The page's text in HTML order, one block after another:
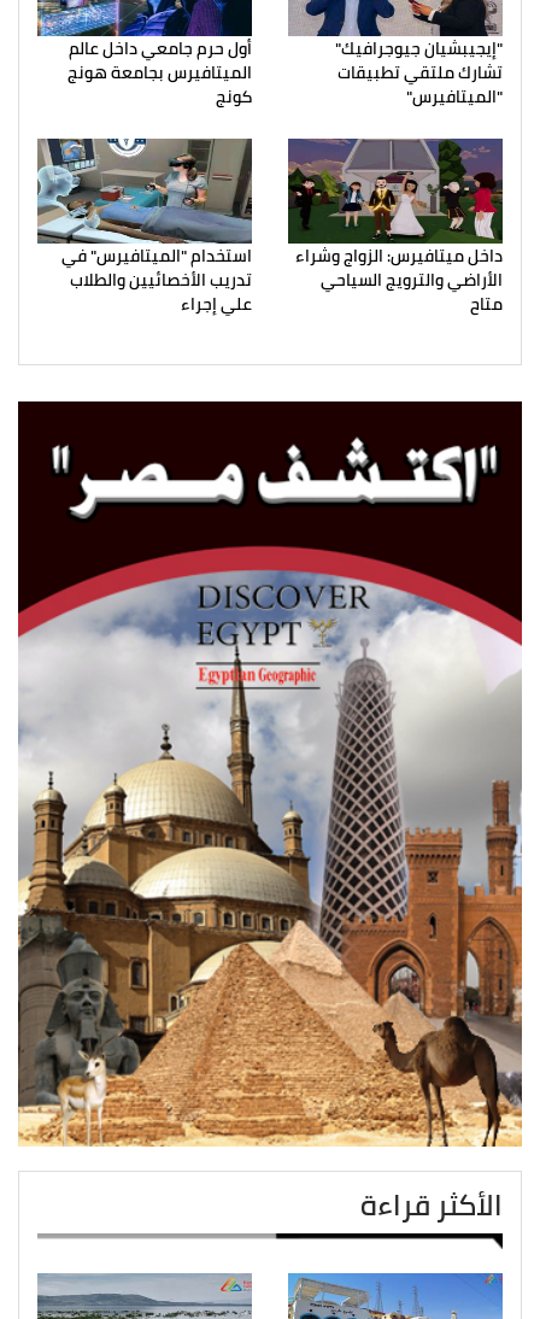
"إيجيبشيان جيوجرافيك"
تشارك ملتقي تطبيقات
"الميتافيرس"
أول حرم جامعي داخل عالم
الميتافيرس بجامعة هونج
كونج
داخل ميتافيرس: الزواج وشراء
الأراضي والترويج السياحي
متاح
استخدام "الميتافيرس" في
تدريب الأخصائيين والطلاب
علي إجراء
الأكثر قراءة